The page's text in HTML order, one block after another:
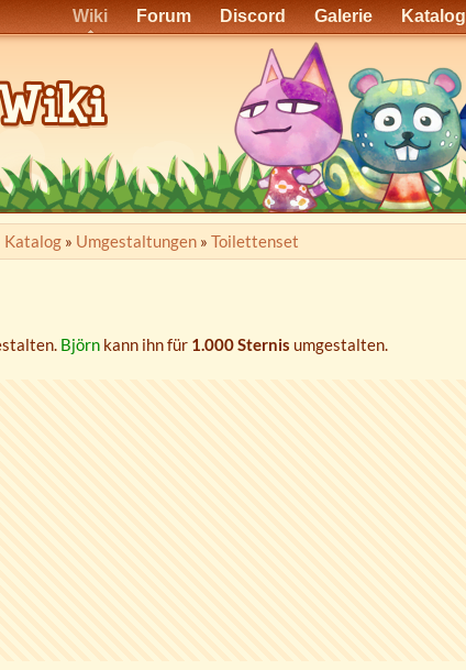
Wiki Forum Discord Galerie Katalog
Katalog» Umgestaltungen» Toilettenset
Björnkann ihn für 1.000 Sternis umgestalten.